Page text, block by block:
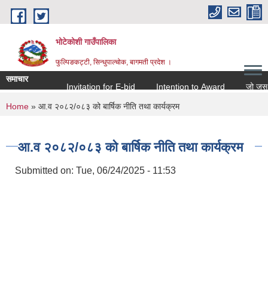
Skip to main content
भोटेकोशी गाउँपालिका
फुल्पिङकट्टी, सिन्धुपाल्चोक, बागमती प्रदेश ।
समाचार
Invitation for E-bid
Intention to Award जो जस संग
You are here
Home » आ.व २०८२/०८३ को बार्षिक नीति तथा कार्यक्रम
आ.व २०८२/०८३ को बार्षिक नीति तथा कार्यक्रम
Submitted on: Tue, 06/24/2025 - 11:53